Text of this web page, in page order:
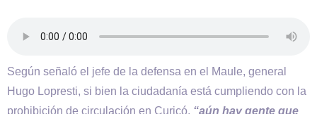
Según señaló el jefe de la defensa en el Maule, general
Hugo Lopresti, si bien la ciudadanía está cumpliendo con la
prohibición de circulación en Curicó, “aún hay gente que